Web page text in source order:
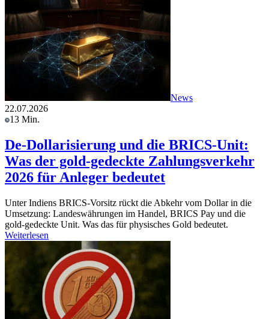
News
22.07.2026
13 Min.
De-Dollarisierung und die BRICS-Unit:
Was der gold-gedeckte Zahlungsverkehr
2026 für Anleger bedeutet
Unter Indiens BRICS-Vorsitz rückt die Abkehr vom Dollar in die
Umsetzung: Landeswährungen im Handel, BRICS Pay und die
gold-gedeckte Unit. Was das für physisches Gold bedeutet.
Weiterlesen